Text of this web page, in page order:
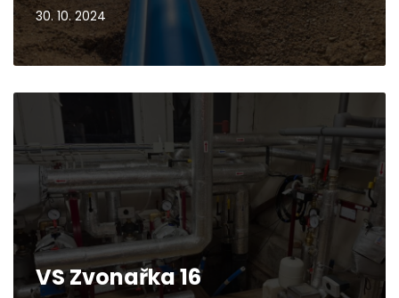
30. 10. 2024
VS Zvonařka 16